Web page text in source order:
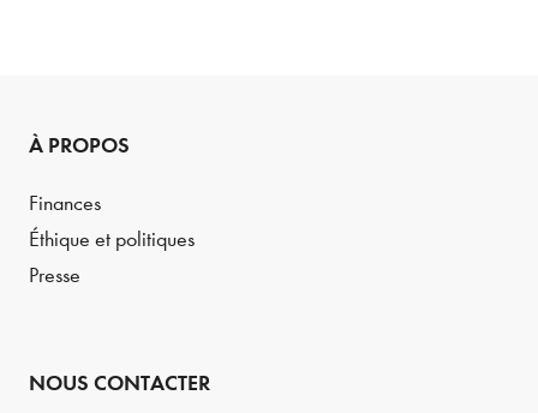
À PROPOS
Finances
Éthique et politiques
Presse
NOUS CONTACTER